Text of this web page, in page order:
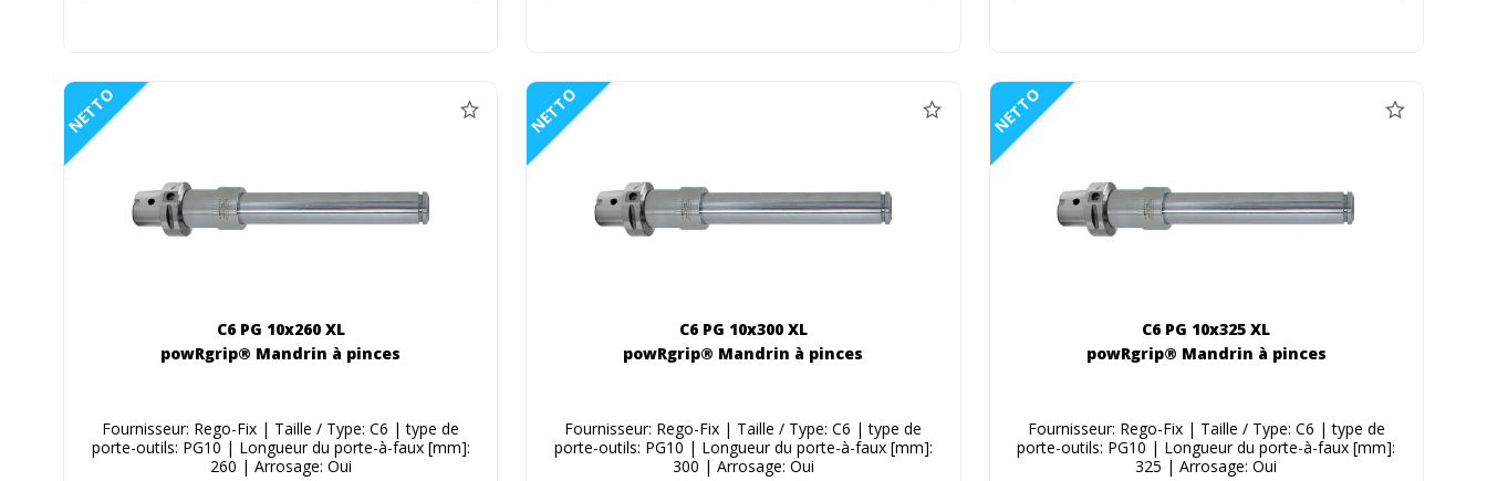
NETTO
C6 PG 10x260 XL
powRgrip® Mandrin à pinces
Fournisseur: Rego-Fix | Taille / Type: C6 | type de
porte-outils: PG10 | Longueur du porte-à-faux [mm]:
260 | Arrosage: Oui
NETTO
C6 PG 10x300 XL
powRgrip® Mandrin à pinces
Fournisseur: Rego-Fix | Taille / Type: C6 | type de
porte-outils: PG10 | Longueur du porte-à-faux [mm]:
300 | Arrosage: Oui
NETTO
C6 PG 10x325 XL
powRgrip® Mandrin à pinces
Fournisseur: Rego-Fix | Taille / Type: C6 | type de
porte-outils: PG10 | Longueur du porte-à-faux [mm]:
325 | Arrosage: Oui